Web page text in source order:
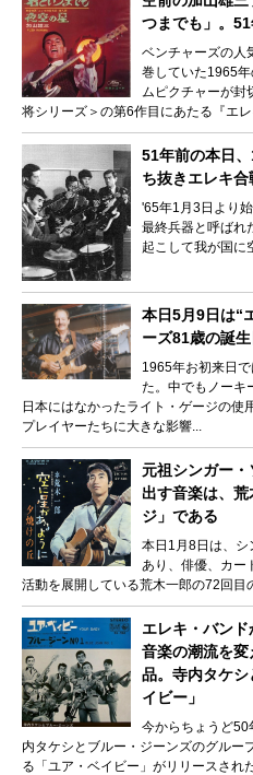
つまでも」。
ベンチャーズの人
巻していた1965
ムピクチャーが封
将シリーズ＞の第6作目にあたる『エ
51年前の本日
ち抜きエレキ
'65年1月3日より
最終兵器と呼ばれ
起こして我が国に
本日5月9日は“
ーズ81歳の誕生
1965年お初来日
た。中でもノーキ
日本にはなかったライト・ゲージの使
プレイヤーたちに大きな影響...
元祖シンガー
出す音楽は、
ジ」である
本日1月8日は、シ
あり、俳優、カ
活動を展開している荒木一郎の72回目
エレキ・バン
音楽の潮流を
品。寺内タケ
イビー」
今からちょうど
内タケシとブルー・ジーンズのグルー
る「ユア・ベイビー」がリリースされ